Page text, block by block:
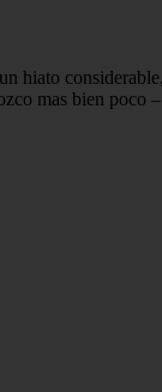
hiato
mas bien poco